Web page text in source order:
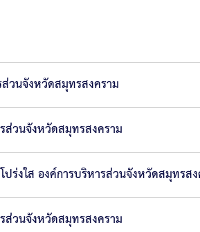
วนจังหวัดสมุทรสงคราม
วนจังหวัดสมุทรสงคราม
งใส องค์การบริหารส่วนจังหวัดสมุทรส
วนจังหวัดสมุทรสงคราม